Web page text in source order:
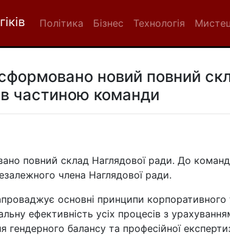
Політика Бізнес Технологія
новий повний
частиною команди
повний склад Наглядової ради. До
члена Наглядової ради.
основні принципи корпоративного
ефективність усіх процесів з
гендерного балансу та професійної